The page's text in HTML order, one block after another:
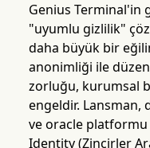
Genius Terminal'in
"uyumlu gizlilik"
daha büyük bir
anonimliği ile
zorluğu, kurumsal
engeldir. Lansman,
ve oracle
Identity (Zincirler